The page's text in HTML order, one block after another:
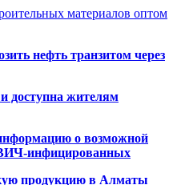
материалов оптом
нефть транзитом через
доступна жителям
о возможной
ВИЧ-инфицированных
продукцию в Алматы